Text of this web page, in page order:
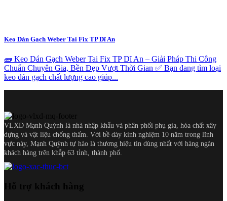
Keo Dán Gạch Weber Tai Fix TP Dĩ An
🧱 Keo Dán Gạch Weber Tai Fix TP Dĩ An – Giải Pháp Thi Công
Chuẩn Chuyên Gia, Bền Đẹp Vượt Thời Gian ✅ Bạn đang tìm loại
keo dán gạch chất lượng cao giúp...
VLXD Mạnh Quỳnh là nhà nhập khẩu và phân phối phụ gia, hóa chất xây
dựng và vật liệu chống thấm. Với bề dày kinh nghiệm 10 năm trong lĩnh
vực này, Mạnh Quỳnh tự hào là thương hiệu tin dùng nhất với hàng ngàn
khách hàng trên khắp 63 tỉnh, thành phố.
Hỗ trợ khách hàng